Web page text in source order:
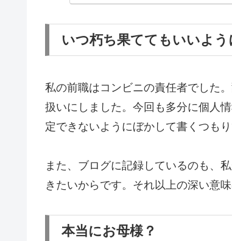
いつ朽ち果ててもいいよう
私の前職はコンビニの責任者でした
扱いにしました。今回も多分に個人
定できないようにぼかして書くつもり
また、ブログに記録しているのも、
きたいからです。それ以上の深い意
本当にお母様？